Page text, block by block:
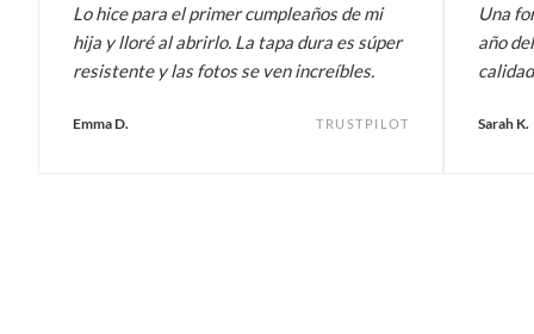
Lo hice para el primer cumpleaños de mi
hija y lloré al abrirlo. La tapa dura es súper
resistente y las fotos se ven increíbles.
Emma D. TRUSTPILOT
Una
año
Sarah K.